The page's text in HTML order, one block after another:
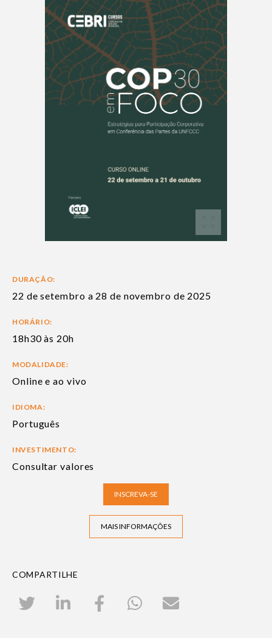
DURAÇÃO:
22 de setembro a 28 de novembro de 2025
HORÁRIO:
18h30 às 20h
MODALIDADE:
Online e ao vivo
IDIOMA:
Português
INVESTIMENTO:
Consultar valores
INSCREVA-SE
MAIS INFORMAÇÕES
COMPARTILHE